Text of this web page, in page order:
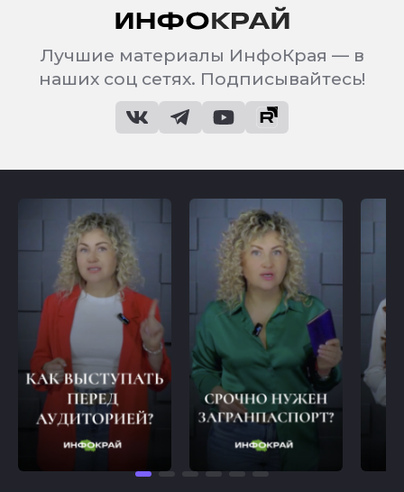
Лучшие материалы ИнфоКрая — в
наших соц сетях. Подписывайтесь!